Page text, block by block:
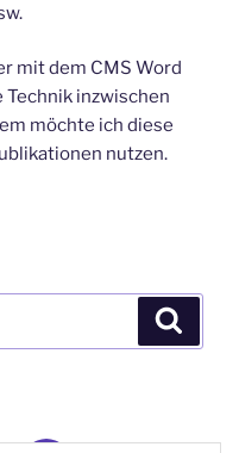
mit dem CMS Word
Technik inzwischen
möchte ich diese
nutzen.